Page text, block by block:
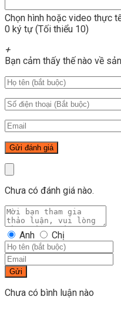
Chọn hình hoặc video thực
0 ký tự (Tối thiểu 10)
+
Bạn cảm thấy thế nào về
Chưa có đánh giá nào.
Anh Chị
Gửi
Chưa có bình luận nào